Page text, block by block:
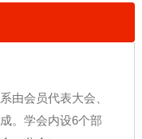
由会员代表大会、
。学会内设6个部